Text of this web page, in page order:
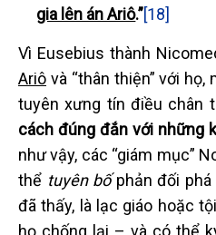
gia lên án Ariô.”[18]
Vì Eusebius thành
Ariô và “thân thiện” với
tuyên xưng tín điều chân
cách đúng đắn với những
như vậy, các “giám mục”
thể tuyên bốphản đối phá
đã thấy, là lạc giáo hoặc
họ chống lại – và có thể